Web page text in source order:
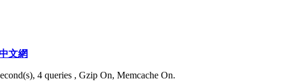
文網
4 queries , Gzip On, Memcache On.